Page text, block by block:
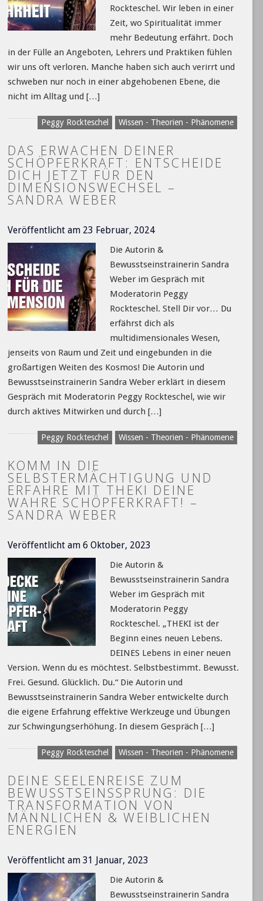
Rockteschel. Wir leben in einer
Zeit, wo Spiritualität immer
mehr Bedeutung erfährt. Doch
in der Fülle an Angeboten, Lehrers und Praktiken fühlen
wir uns oft verloren. Manche haben sich auch verirrt und
schweben nur noch in einer abgehobenen Ebene, die
nicht im Alltag und […]
Peggy Rockteschel Wissen - Theorien - Phänomene
DAS ERWACHEN DEINER
SCHÖPFERKRAFT: ENTSCHEIDE
DICH JETZT FÜR DEN
DIMENSIONSWECHSEL –
SANDRA WEBER
Veröffentlicht am 23 Februar, 2024
Die Autorin &
Bewusstseinstrainerin Sandra
Weber im Gespräch mit
Moderatorin Peggy
Rockteschel. Stell Dir vor… Du
erfährst dich als
multidimensionales Wesen,
jenseits von Raum und Zeit und eingebunden in die
großartigen Weiten des Kosmos! Die Autorin und
Bewusstseinstrainerin Sandra Weber erklärt in diesem
Gespräch mit Moderatorin Peggy Rockteschel, wie wir
durch aktives Mitwirken und durch […]
Peggy Rockteschel Wissen - Theorien - Phänomene
KOMM IN DIE
SELBSTERMÄCHTIGUNG UND
ERFAHRE MIT THEKI DEINE
WAHRE SCHÖPFERKRAFT! –
SANDRA WEBER
Veröffentlicht am 6 Oktober, 2023
Die Autorin &
Bewusstseinstrainerin Sandra
Weber im Gespräch mit
Moderatorin Peggy
Rockteschel. „THEKI ist der
Beginn eines neuen Lebens.
DEINES Lebens in einer neuen
Version. Wenn du es möchtest. Selbstbestimmt. Bewusst.
Frei. Gesund. Glücklich. Du.“ Die Autorin und
Bewusstseinstrainerin Sandra Weber entwickelte durch
die eigene Erfahrung effektive Werkzeuge und Übungen
zur Schwingungserhöhung. In diesem Gespräch […]
Peggy Rockteschel Wissen - Theorien - Phänomene
DEINE SEELENREISE ZUM
BEWUSSTSEINSSPRUNG: DIE
TRANSFORMATION VON
MÄNNLICHEN & WEIBLICHEN
ENERGIEN
Veröffentlicht am 31 Januar, 2023
Die Autorin &
Bewusstseinstrainerin Sandra